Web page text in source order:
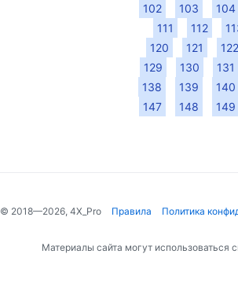
102
103 104
111
112
120
121 122
129
130 131
138
139 140
147
148 149
© 2018—2026, 4X_Pro Правила Политика
Материалы сайта могут использоваться